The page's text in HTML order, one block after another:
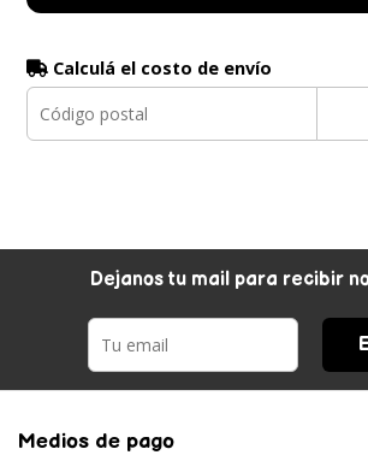
Calculá el costo de envío
Dejanos tu mail para recibir
Medios de pago